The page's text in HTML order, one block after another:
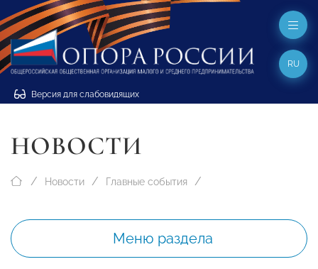
Версия для слабовидящих
RU
НОВОСТИ
Новости Главные события
Меню раздела